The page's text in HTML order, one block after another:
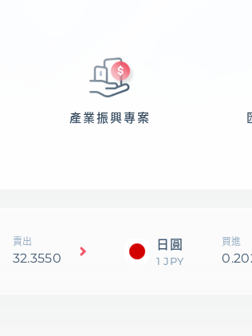
產業振興專案
賣出
32.3550
日圓
1 JPY
買進